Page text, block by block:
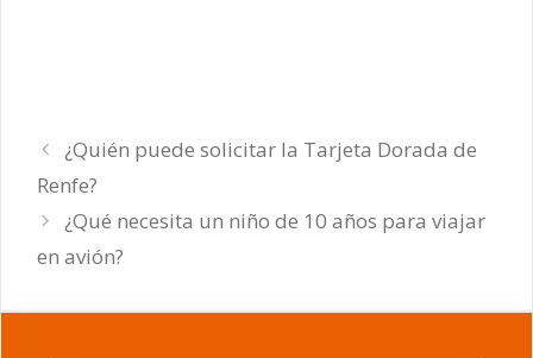
¿Quién puede solicitar la Tarjeta Dorada de
Renfe?
¿Qué necesita un niño de 10 años para viajar
en avión?